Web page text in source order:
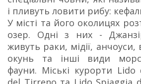
і пливуть ловити рибу:
У місті та його околицях
озер. Одні з них -
живуть раки, мідії,
окунь та інші види
фауни. Міські курорти